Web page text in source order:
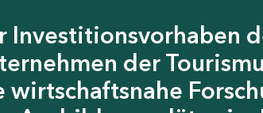
Investitionsvorhaben
der
wirtschaftsnahe